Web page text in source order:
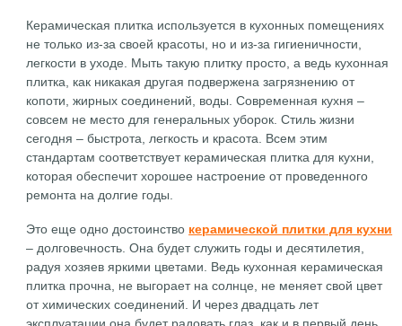
Керамическая плитка используется в кухонных помещениях
не только из-за своей красоты, но и из-за гигиеничности,
легкости в уходе. Мыть такую плитку просто, а ведь кухонная
плитка, как никакая другая подвержена загрязнению от
копоти, жирных соединений, воды. Современная кухня –
совсем не место для генеральных уборок. Стиль жизни
сегодня – быстрота, легкость и красота. Всем этим
стандартам соответствует керамическая плитка для кухни,
которая обеспечит хорошее настроение от проведенного
ремонта на долгие годы.
Это еще одно достоинство керамической плитки для кухни
– долговечность. Она будет служить годы и десятилетия,
радуя хозяев яркими цветами. Ведь кухонная керамическая
плитка прочна, не выгорает на солнце, не меняет свой цвет
от химических соединений. И через двадцать лет